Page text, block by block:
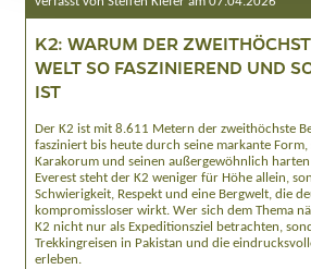
K2: WARUM DER
WELT SO FASZINIEREND UND
IST
Der K2 ist mit 8.611 Metern der zweithöchste
fasziniert bis heute durch seine markante Form,
Karakorum und seinen außergewöhnlich
Everest steht der K2 weniger für Höhe allein,
Schwierigkeit, Respekt und eine Bergwelt, die
kompromissloser wirkt. Wer sich dem Thema
K2 nicht nur als Expeditionsziel betrachten,
Trekkingreisen in Pakistan und die
erleben.